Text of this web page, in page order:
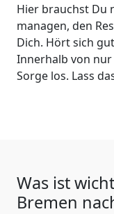
Hier brauchst Du
managen, den
Dich. Hört sich
Innerhalb von nur
Sorge los. Lass
Was ist
Bremen